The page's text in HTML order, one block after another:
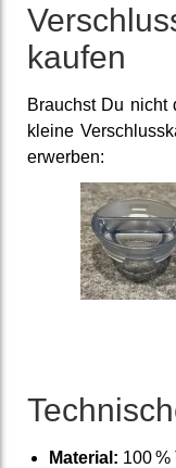
kaufen
Brauchst Du nicht
kleine
erwerben:
Material: 100 %